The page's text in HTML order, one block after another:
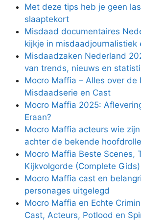
Met deze tips heb je geen
slaaptekort
Misdaad documentaires
kijkje in misdaadjournalistiek
Misdaadzaken Nederland
van trends, nieuws en
Mocro Maffia – Alles over de
Misdaadserie en Cast
Mocro Maffia 2025:
Eraan?
Mocro Maffia acteurs wie
achter de bekende
Mocro Maffia Beste Scenes,
Kijkvolgorde (Complete Gids)
Mocro Maffia cast en
personages uitgelegd
Mocro Maffia en Echte
Cast, Acteurs, Potlood en